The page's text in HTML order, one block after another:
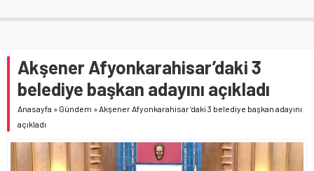
Akşener Afyonkarahisar’daki 3
belediye başkan adayını açıkladı
Anasayfa » Gündem »Akşener Afyonkarahisar’daki 3 belediye başkan adayını
açıkladı